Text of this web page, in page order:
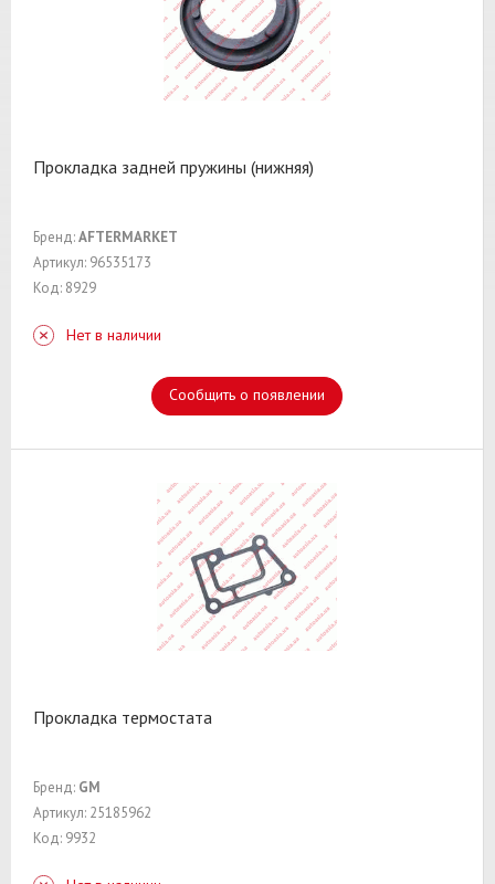
Прокладка задней пружины (нижняя)
Бренд:AFTERMARKET
Артикул: 96535173
Код: 8929
Нет в наличии
Сообщить о появлении
Прокладка термостата
Бренд: GM
Артикул: 25185962
Код: 9932